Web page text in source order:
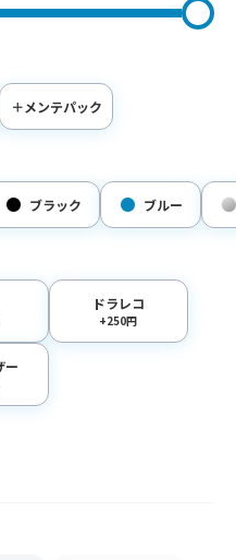
＋メンテパック
ブラック ブルー
ドラレコ
+250円
ー